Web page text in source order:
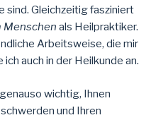
sind. Gleichzeitig fasziniert
Menschen als Heilpraktiker.
Arbeitsweise, die mir
auch in der Heilkunde an.
wichtig, Ihnen
und Ihren